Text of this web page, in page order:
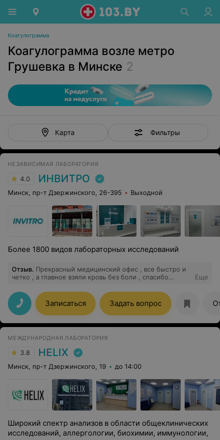
Коагулограмма
Коагулограмма возле метро
Грушевка в Минске 2
Карта Фильтры
НЕЗАВИСИМАЯ ЛАБОРАТОРИЯ
4.0 ИНВИТРО
Минск, пр-т Дзержинского, 26-395 Выходной
Более 1800 видов лабораторных исследований
Отзыв. Прекрасный медицинский офис , все быстро и
четко , а главное взяли кровь без боли , спасибо
Еще
Записаться Задать вопрос
МЕЖДУНАРОДНАЯ ЛАБОРАТОРИЯ
3.8 HELIX
Минск, пр-т Дзержинского, 19 до 14:00
Широкий спектр анализов в области общеклинических
исследований, аллергологии, биохимии, иммунологии,